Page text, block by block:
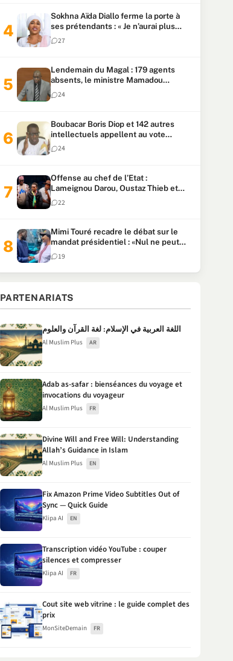
Sokhna Aïda Diallo ferme la porte à
ses prétendants : « Je n’aurai plus
jamais un autre mari »
27
Lendemain du Magal : 179 agents
absents, le ministre Mamadou
Lamine Dianté exige des explications
24
Boubacar Boris Diop et 142 autres
intellectuels appellent au vote
urgent de la révision
constitutionnelle
24
Offense au chef de l’Etat :
Lameignou Darou, Oustaz Thieb et
Ndiaye Touba lourdement
condamnés
22
Mimi Touré recadre le débat sur le
mandat présidentiel : «Nul ne peut
faire plus de deux mandats
consécutifs de 5 ans»
19
PARTENARIATS
اللغة العربية في الإسلام: لغة القرآن والعلوم
Al Muslim Plus AR
Adab as-safar : bienséances du voyage et
invocations du voyageur
Al Muslim Plus FR
Divine Will and Free Will: Understanding
Allah’s Guidance in Islam
Al Muslim Plus EN
Fix Amazon Prime Video Subtitles Out of
Sync — Quick Guide
Klipa AI EN
Transcription vidéo YouTube : couper
silences et compresser
Klipa AI FR
Cout site web vitrine : le guide complet des
prix
MonSiteDemain FR